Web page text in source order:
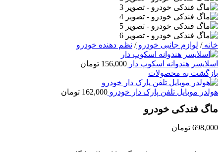
خانه/ لوازم جانبی خودرو/ نظم دهنده خودرو
اسلایسر هندوانه اسکوپ دار 156,000 تومان
بازگشت به محصولات
هولدر موبایل تلفن پارک دار خودرو 162,000 تومان
ماگ فندکی خودرو
698,000 تومان